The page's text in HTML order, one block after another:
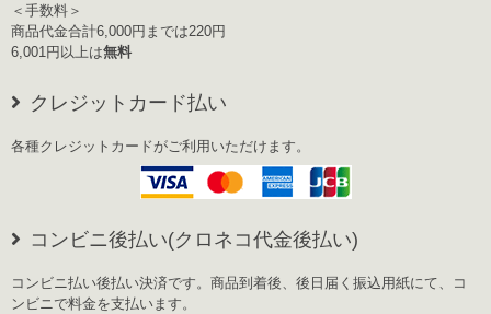
＜手数料＞
商品代金合計6,000円までは220円
6,001円以上は無料
クレジットカード払い
各種クレジットカードがご利用いただけます。
コンビニ後払い(クロネコ代金後払い)
コンビニ払い後払い決済です。商品到着後、後日届く振込用紙にて、コ
ンビニで料金を支払います。